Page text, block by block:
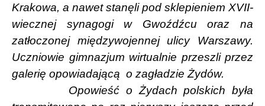
Krakowa, a nawet stanęli pod sklepieniem XVII-
wiecznej synagogi w Gwoźdźcu oraz na
zatłoczonej międzywojennej ulicy Warszawy.
Uczniowie gimnazjum wirtualnie przeszli przez
galerię opowiadającą o zagładzie Żydów.
Opowieść o Żydach polskich była